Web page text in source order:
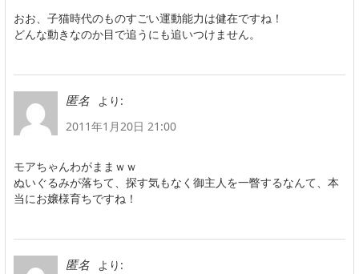
おお、子猫時代のものすごい運動能力は健在ですね！
どんな動きなのか目で追うにも追いつけません。
匿名
より:
2011年1月20日 21:00
モアちゃんわがままｗｗ
ぬいぐるみが落ちて、探す気もなく御主人を一瞥するなんて、本
当にお嬢様育ちですね！
匿名
より: